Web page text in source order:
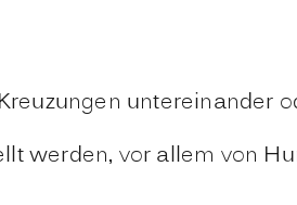
untereinander
werden, vor allem von